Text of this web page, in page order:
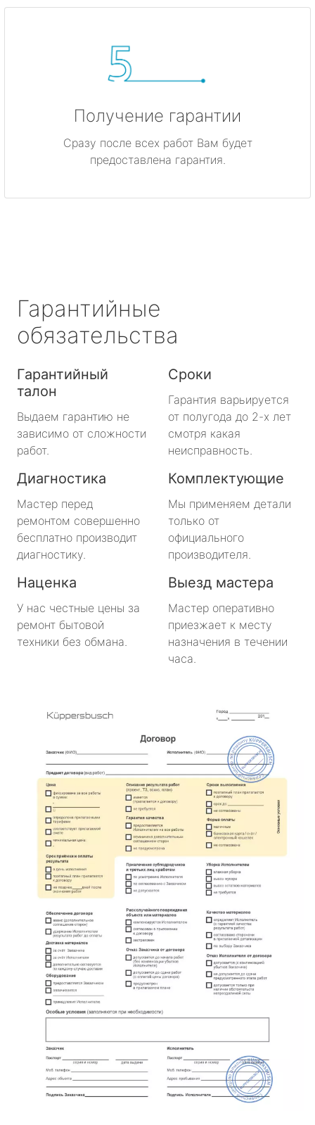
Получение гарантии
Сразу после всех работ Вам будет
предоставлена гарантия.
Гарантийные
обязательства
Гарантийный
талон
Выдаем гарантию не
зависимо от сложности
работ.
Сроки
Гарантия варьируется
от полугода до 2-х лет
смотря какая
неисправность.
Диагностика
Мастер перед
ремонтом совершенно
бесплатно производит
диагностику.
Комплектующие
Мы применяем детали
только от
официального
производителя.
Наценка
У нас честные цены за
ремонт бытовой
техники без обмана.
Выезд мастера
Мастер оперативно
приезжает к месту
назначения в течении
часа.